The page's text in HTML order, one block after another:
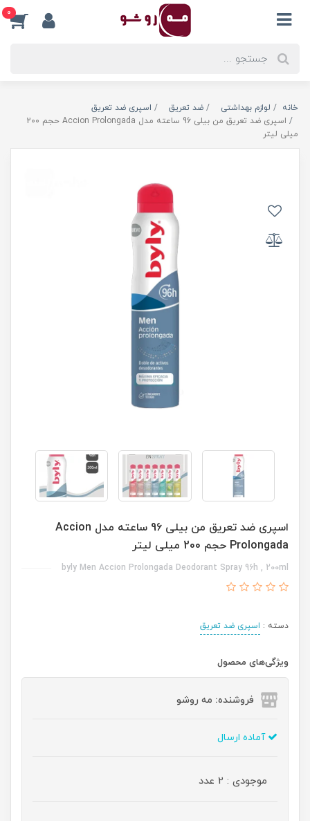
0
خانه لوازم بهداشتی ضد تعریق
اسپری ضد تعریق
اسپری ضد تعریق من بیلی 96 ساعته مدل Accion Prolongada حجم 200
میلی لیتر
اسپری ضد تعریق من بیلی 96 ساعته مدل Accion
Prolongada حجم 200 میلی لیتر
byly Men Accion Prolongada Deodorant Spray 96h , 200ml
دسته : اسپری ضد تعریق
ویژگی‌های محصول
فروشنده: مه رو‌شو
آماده ارسال
موجودی : 2 عدد